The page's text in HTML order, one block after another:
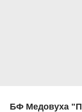
БФ Медовуха